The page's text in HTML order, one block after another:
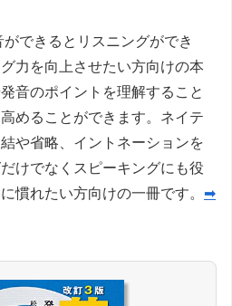
ができるとリスニングができ
力を向上させたい方向けの本
音のポイントを理解すること
めることができます。ネイテ
や省略、イントネーションを
けでなくスピーキングにも役
慣れたい方向けの一冊です。 ➡